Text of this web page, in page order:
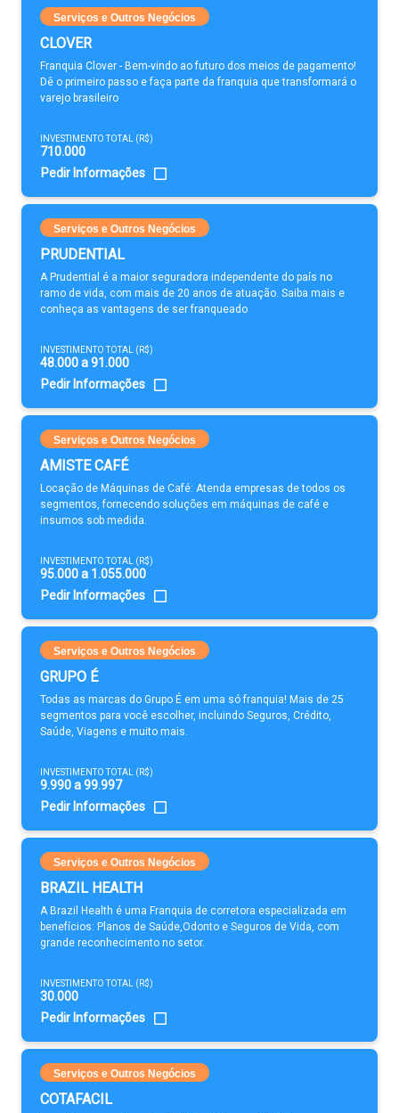
Serviços e Outros Negócios
CLOVER
Franquia Clover - Bem-vindo ao futuro dos meios de pagamento!
Dê o primeiro passo e faça parte da franquia que transformará o
varejo brasileiro
INVESTIMENTO TOTAL (R$)
710.000
Pedir Informações
Serviços e Outros Negócios
PRUDENTIAL
A Prudential é a maior seguradora independente do país no
ramo de vida, com mais de 20 anos de atuação. Saiba mais e
conheça as vantagens de ser franqueado
INVESTIMENTO TOTAL (R$)
48.000 a 91.000
Pedir Informações
Serviços e Outros Negócios
AMISTE CAFÉ
Locação de Máquinas de Café: Atenda empresas de todos os
segmentos, fornecendo soluções em máquinas de café e
insumos sob medida.
INVESTIMENTO TOTAL (R$)
95.000 a 1.055.000
Pedir Informações
Serviços e Outros Negócios
GRUPO É
Todas as marcas do Grupo É em uma só franquia! Mais de 25
segmentos para você escolher, incluindo Seguros, Crédito,
Saúde, Viagens e muito mais.
INVESTIMENTO TOTAL (R$)
9.990 a 99.997
Pedir Informações
Serviços e Outros Negócios
BRAZIL HEALTH
A Brazil Health é uma Franquia de corretora especializada em
benefícios: Planos de Saúde,Odonto e Seguros de Vida, com
grande reconhecimento no setor.
INVESTIMENTO TOTAL (R$)
30.000
Pedir Informações
Serviços e Outros Negócios
COTAFACIL